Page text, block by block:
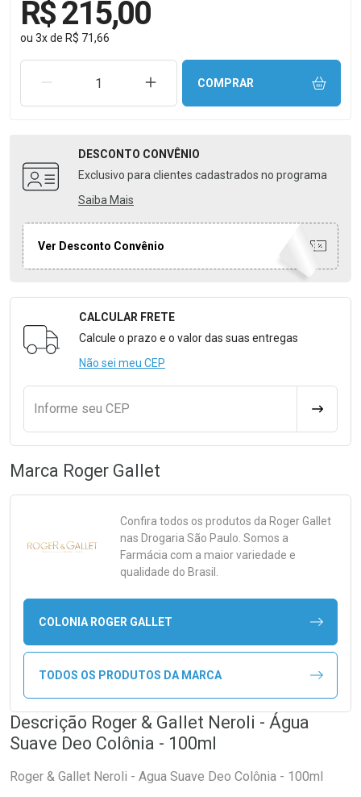
R$ 215,00
ou 3xde R$ 71,66
REMOVER UMA UNIDADEAUMENTAR UMA UNIDADE
COMPRAR
DESCONTO CONVÊNIO
Exclusivo para clientes cadastrados no programa
Saiba Mais
Ver Desconto Convênio
Formulário para Calcular o Frete
CALCULAR FRETE
Calcule o prazo e o valor das suas entregas
Não sei meu CEP
Informe seu CEP
Marca Roger Gallet
Confira todos os produtos da Roger Gallet
nas Drogaria São Paulo. Somos a
Farmácia com a maior variedade e
qualidade do Brasil.
COLONIA ROGER GALLET
TODOS OS PRODUTOS DA MARCA
Descrição Roger & Gallet Neroli - Água
Suave Deo Colônia - 100ml
Roger & Gallet Neroli - Agua Suave Deo Colônia - 100ml